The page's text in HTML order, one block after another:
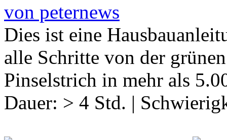
von peternews
Dies ist eine
alle Schritte von der
Pinselstrich in mehr als
Dauer: > 4 Std. |